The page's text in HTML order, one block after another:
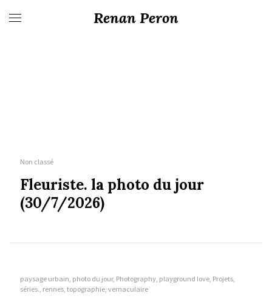
Renan Peron
Non classé
Fleuriste. la photo du jour
(30/7/2026)
paysage urbain, photo du jour, Photography, playground love, Projets,
séries., rennes, topographie, vernaculaire